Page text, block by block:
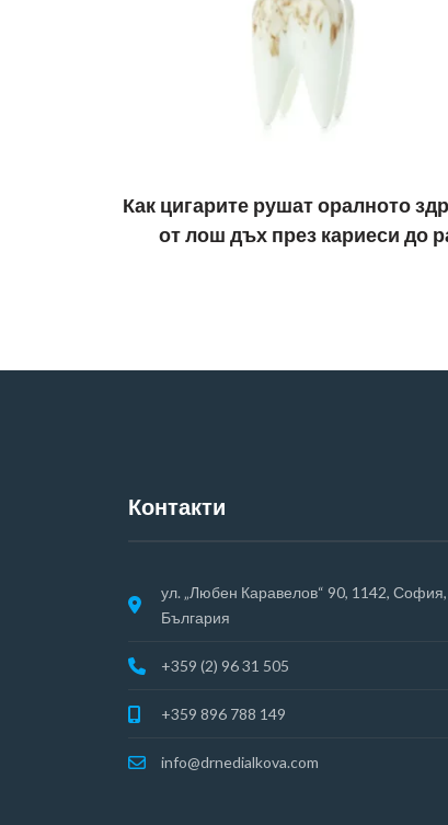
Как цигарите рушат оралното
от лош дъх през кариеси до
Контакти
ул. „Любен Каравелов“ 90, 1142, София,
България
+359 (2) 96 31 505
+359 896 788 149
info@drnedialkova.com